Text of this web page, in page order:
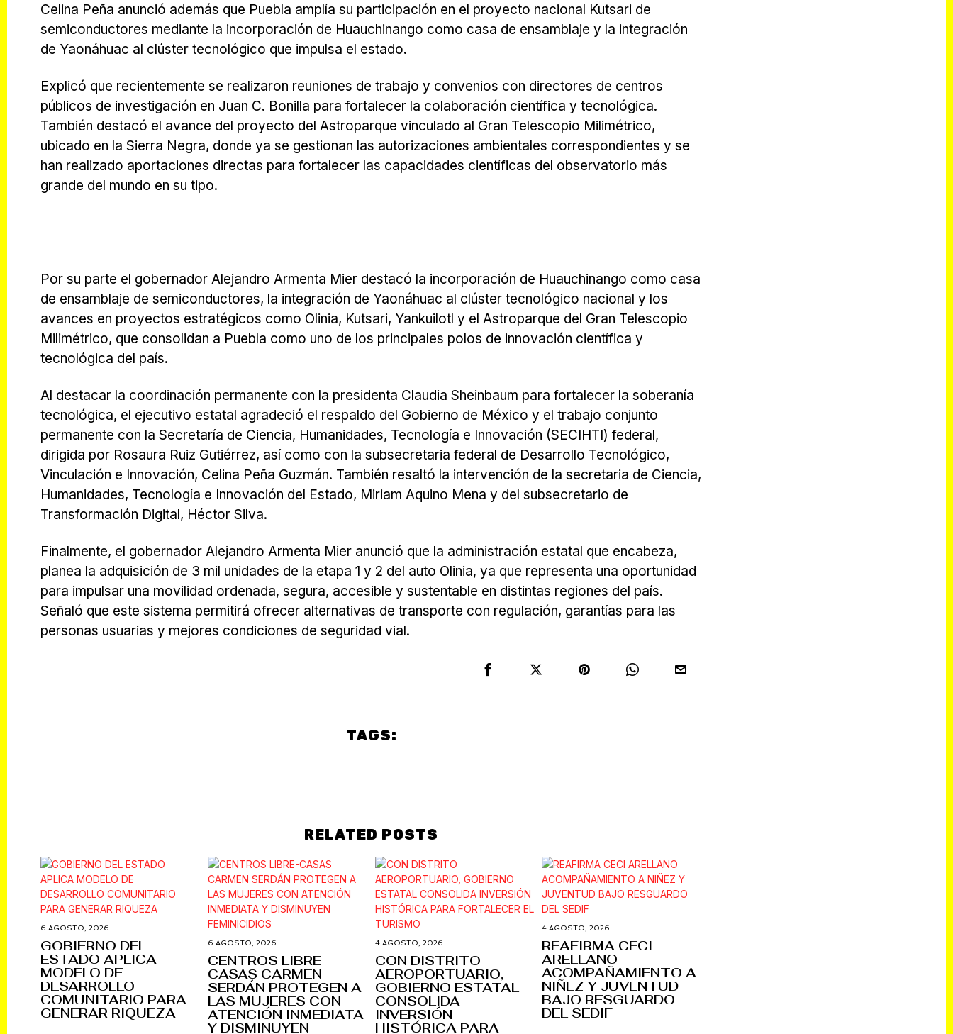
Celina Peña anunció además que Puebla amplía su participación en el proyecto nacional Kutsari de
semiconductores mediante la incorporación de Huauchinango como casa de ensamblaje y la integración
de Yaonáhuac al clúster tecnológico que impulsa el estado.
Explicó que recientemente se realizaron reuniones de trabajo y convenios con directores de centros
públicos de investigación en Juan C. Bonilla para fortalecer la colaboración científica y tecnológica.
También destacó el avance del proyecto del Astroparque vinculado al Gran Telescopio Milimétrico,
ubicado en la Sierra Negra, donde ya se gestionan las autorizaciones ambientales correspondientes y se
han realizado aportaciones directas para fortalecer las capacidades científicas del observatorio más
grande del mundo en su tipo.
Por su parte el gobernador Alejandro Armenta Mier destacó la incorporación de Huauchinango como casa
de ensamblaje de semiconductores, la integración de Yaonáhuac al clúster tecnológico nacional y los
avances en proyectos estratégicos como Olinia, Kutsari, Yankuilotl y el Astroparque del Gran Telescopio
Milimétrico, que consolidan a Puebla como uno de los principales polos de innovación científica y
tecnológica del país.
Al destacar la coordinación permanente con la presidenta Claudia Sheinbaum para fortalecer la soberanía
tecnológica, el ejecutivo estatal agradeció el respaldo del Gobierno de México y el trabajo conjunto
permanente con la Secretaría de Ciencia, Humanidades, Tecnología e Innovación (SECIHTI) federal,
dirigida por Rosaura Ruiz Gutiérrez, así como con la subsecretaria federal de Desarrollo Tecnológico,
Vinculación e Innovación, Celina Peña Guzmán. También resaltó la intervención de la secretaria de Ciencia,
Humanidades, Tecnología e Innovación del Estado, Miriam Aquino Mena y del subsecretario de
Transformación Digital, Héctor Silva.
Finalmente, el gobernador Alejandro Armenta Mier anunció que la administración estatal que encabeza,
planea la adquisición de 3 mil unidades de la etapa 1 y 2 del auto Olinia, ya que representa una oportunidad
para impulsar una movilidad ordenada, segura, accesible y sustentable en distintas regiones del país.
Señaló que este sistema permitirá ofrecer alternativas de transporte con regulación, garantías para las
personas usuarias y mejores condiciones de seguridad vial.
TAGS:
RELATED POSTS
6 AGOSTO, 2026
GOBIERNO DEL
ESTADO APLICA
MODELO DE
DESARROLLO
COMUNITARIO PARA
GENERAR RIQUEZA
6 AGOSTO, 2026
CENTROS LIBRE-
CASAS CARMEN
SERDÁN PROTEGEN A
LAS MUJERES CON
ATENCIÓN INMEDIATA
Y DISMINUYEN
4 AGOSTO, 2026
CON DISTRITO
AEROPORTUARIO,
GOBIERNO ESTATAL
CONSOLIDA
INVERSIÓN
HISTÓRICA PARA
4 AGOSTO, 2026
REAFIRMA CECI
ARELLANO
ACOMPAÑAMIENTO A
NIÑEZ Y JUVENTUD
BAJO RESGUARDO
DEL SEDIF